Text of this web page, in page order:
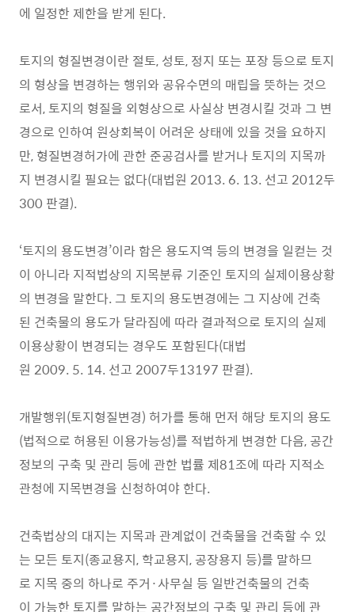
에 일정한 제한을 받게 된다.
토지의 형질변경이란 절토, 성토, 정지 또는 포장 등으로 토지
의 형상을 변경하는 행위와 공유수면의 매립을 뜻하는 것으
로서, 토지의 형질을 외형상으로 사실상 변경시킬 것과 그 변
경으로 인하여 원상회복이 어려운 상태에 있을 것을 요하지
만, 형질변경허가에 관한 준공검사를 받거나 토지의 지목까
지 변경시킬 필요는 없다(대법원 2013. 6. 13. 선고 2012두
300 판결).
‘토지의 용도변경’이라 함은 용도지역 등의 변경을 일컫는 것
이 아니라 지적법상의 지목분류 기준인 토지의 실제이용상황
의 변경을 말한다. 그 토지의 용도변경에는 그 지상에 건축
된 건축물의 용도가 달라짐에 따라 결과적으로 토지의 실제
이용상황이 변경되는 경우도 포함된다(대법
원 2009. 5. 14. 선고 2007두13197 판결).
개발행위(토지형질변경) 허가를 통해 먼저 해당 토지의 용도
(법적으로 허용된 이용가능성)를 적법하게 변경한 다음, 공간
정보의 구축 및 관리 등에 관한 법률 제81조에 따라 지적소
관청에 지목변경을 신청하여야 한다.
건축법상의 대지는 지목과 관계없이 건축물을 건축할 수 있
는 모든 토지(종교용지, 학교용지, 공장용지 등)를 말하므
로 지목 중의 하나로 주거·사무실 등 일반건축물의 건축
이 가능한 토지를 말하는 공간정보의 구축 및 관리 등에 관